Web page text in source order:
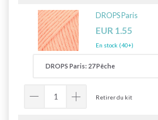
DROPS Paris
EUR 1.55
En stock (40+)
Retirer du kit